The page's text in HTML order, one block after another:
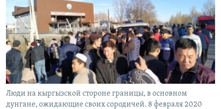
Люди на кыргызской стороне границы, в основном
дунгане, ожидающие своих сородичей. 8 февраля 2020